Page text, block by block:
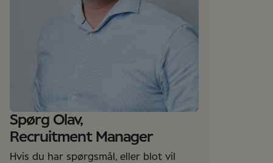
Spørg Olav,
Recruitment Manager
Hvis du har spørgsmål, eller blot vil